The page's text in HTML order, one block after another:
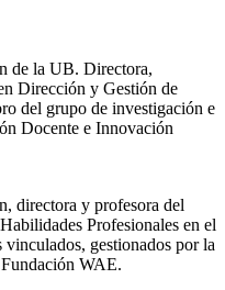
de la UB. Directora,
Dirección y Gestión de
del grupo de investigación e
Docente e Innovación
directora y profesora del
Profesionales en el
gestionados por la
WAE.